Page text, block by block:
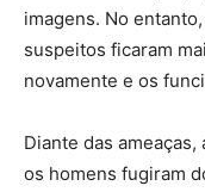
imagens. No
suspeitos ficaram
novamente e os
Diante das
os homens fugiram